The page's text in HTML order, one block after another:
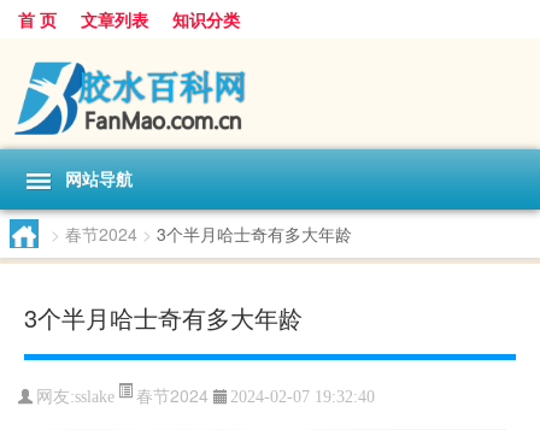
首 页 文章列表 知识分类
网站导航
> 春节2024 > 3个半月哈士奇有多大年龄
3个半月哈士奇有多大年龄
网友:sslake 春节2024 2024-02-07 19:32:40